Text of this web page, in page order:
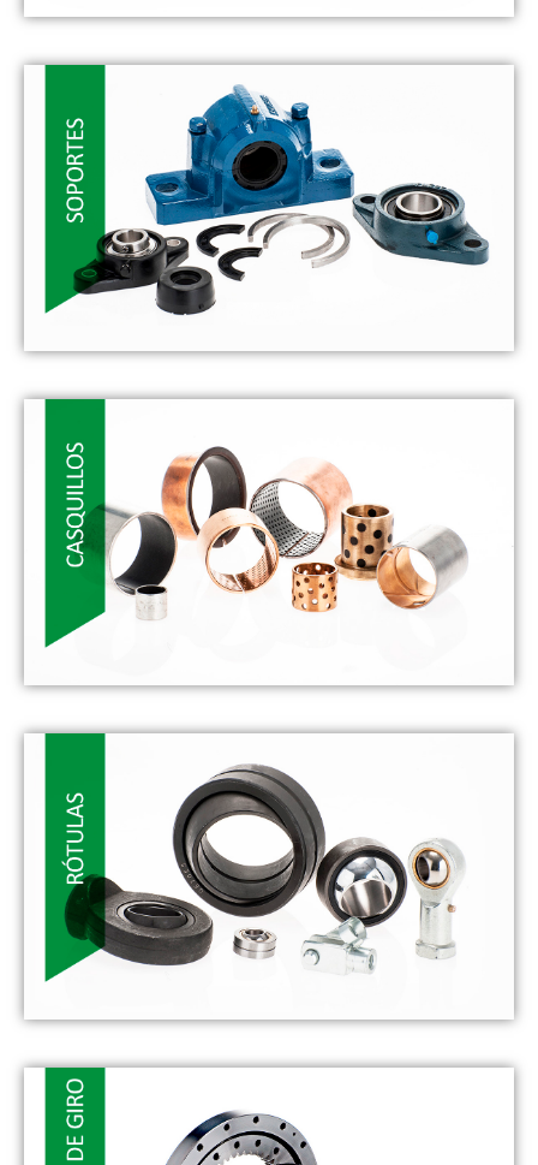
- RODAMIENTOS -
Los rodamientos de bolas ISB son los más comunes y se
usan en una amplia variedad de aplicaciones del
mercado gracias a su capacidad para soportar tanto
cargas axiales como radiales
VER MÁS
Los soportes para rodamiento ISB se fabrican en múltiples
diseños y materiales en función de su campo de
aplicación
VER MÁS
La producción de casquillos autolubricados ISB abarca
múltiples tipologías alineadas con los estándares
internacionales
VER MÁS
Las rótulas ISB son componentes mecánicos orientables
que permiten una solución económica para aplicaciones